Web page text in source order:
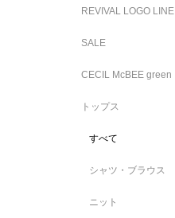
REVIVAL LOGO LINE
SALE
CECIL McBEE green
トップス
すべて
シャツ・ブラウス
ニット